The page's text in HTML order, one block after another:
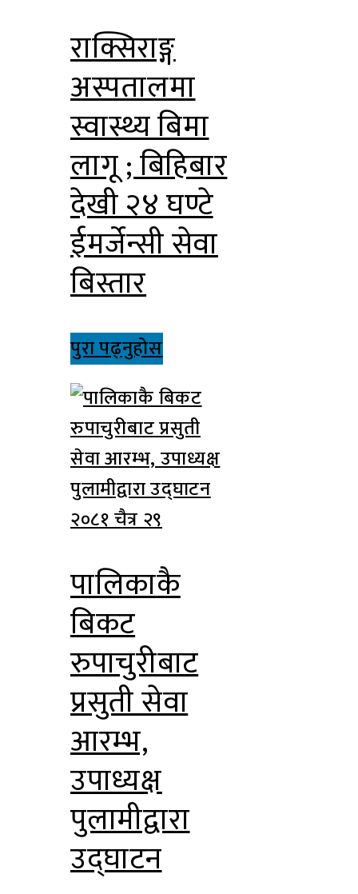
राक्सिराङ्ग
अस्पतालमा
स्वास्थ्य बिमा
लागू ; बिहिबार
देखी २४ घण्टे
ईमर्जेन्सी सेवा
बिस्तार
पुरा पढ्नुहोस
२०८१ चैत्र २९
पालिकाकै
बिकट
रुपाचुरीबाट
प्रसुती सेवा
आरम्भ,
उपाध्यक्ष
पुलामीद्वारा
उद्घाटन